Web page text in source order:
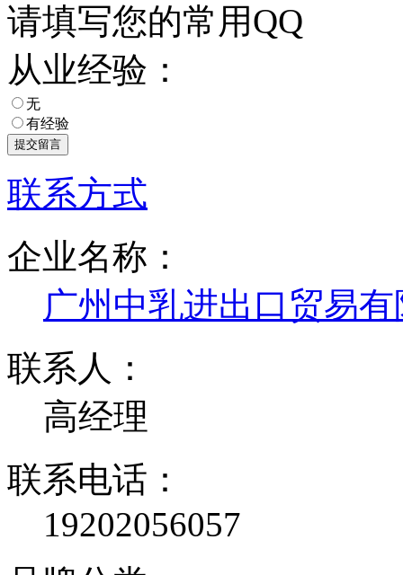
请填写您的常用QQ
从业经验：
无
有经验
联系方式
企业名称：
广州中乳进出口贸易
联系人：
高经理
联系电话：
19202056057